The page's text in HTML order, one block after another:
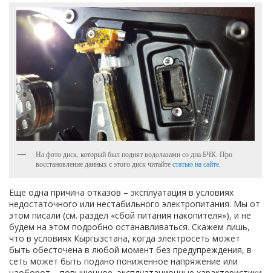
На фото диск, который был поднят водолазами со дна БЧК. Про
восстановление данных с этого диск читайтестатью на сайте.
Еще одна причина отказов – эксплуатация в условиях
недостаточного или нестабильного электропитания. Мы от
этом писали (см. раздел «сбой питания накопителя»), и не
будем на этом подробно останавливаться. Скажем лишь,
что в условиях Кыргызстана, когда электросеть может
быть обесточена в любой момент без предупреждения, в
сеть может быть подано пониженное напряжение или